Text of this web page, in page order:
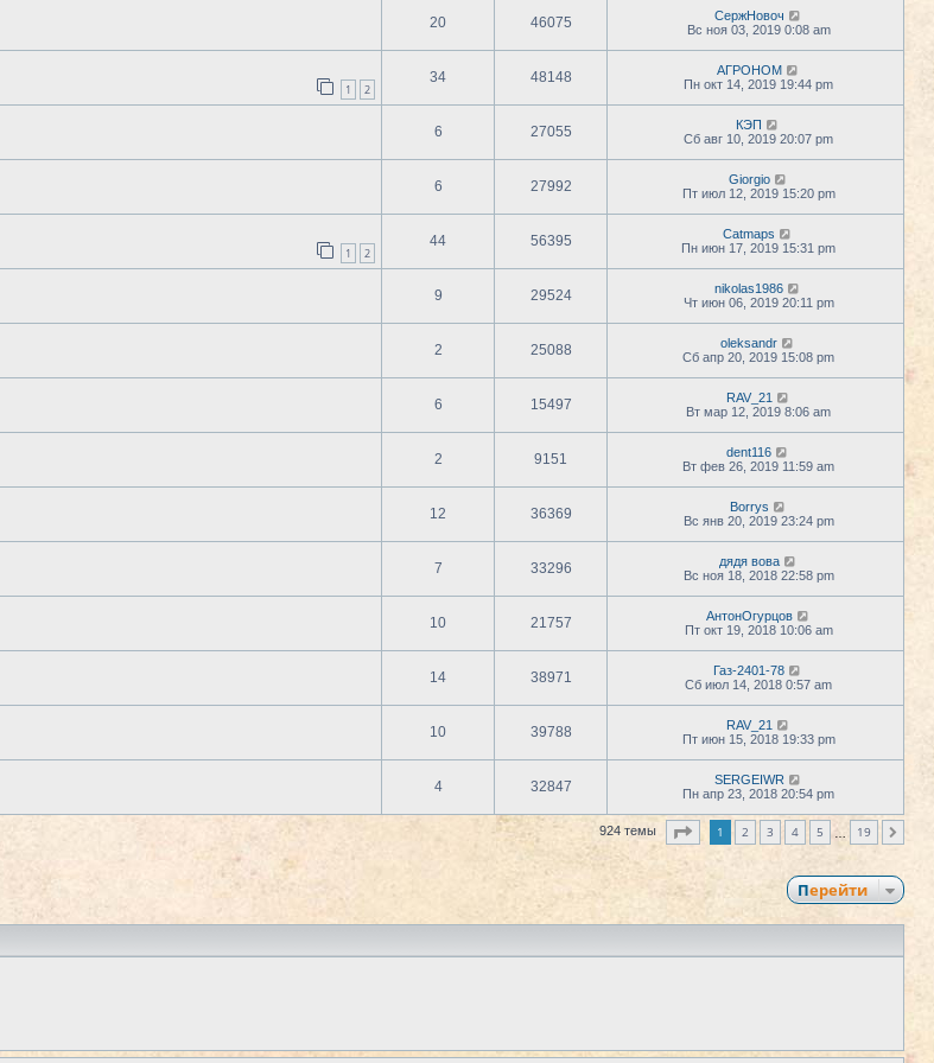
20 46075
СержНовоч
Вс ноя 03, 2019 0:08 am
1 2
34 48148
АГРОНОМ
Пн окт 14, 2019 19:44 pm
6 27055
КЭП
Сб авг 10, 2019 20:07 pm
6 27992
Giorgio
Пт июл 12, 2019 15:20 pm
1 2
44 56395
Catmaps
Пн июн 17, 2019 15:31 pm
9 29524
nikolas1986
Чт июн 06, 2019 20:11 pm
2 25088
oleksandr
Сб апр 20, 2019 15:08 pm
6 15497
RAV_21
Вт мар 12, 2019 8:06 am
2 9151
dent116
Вт фев 26, 2019 11:59 am
12 36369
Borrys
Вс янв 20, 2019 23:24 pm
7 33296
дядя вова
Вс ноя 18, 2018 22:58 pm
10 21757
АнтонОгурцов
Пт окт 19, 2018 10:06 am
14 38971
Газ-2401-78
Сб июл 14, 2018 0:57 am
10 39788
RAV_21
Пт июн 15, 2018 19:33 pm
4 32847
SERGEIWR
Пн апр 23, 2018 20:54 pm
924 темы Страница из19
1 2 3 4 5 19
Перейти